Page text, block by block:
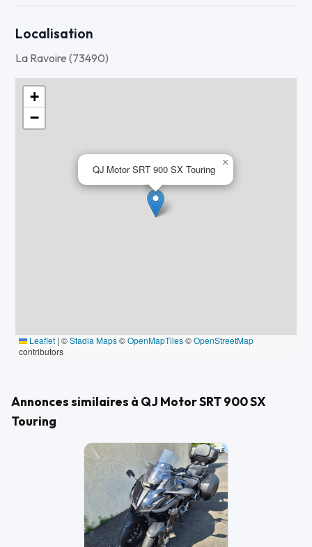
Localisation
La Ravoire (73490)
QJ Motor SRT 900 SX Touring
×
+
−
Leaflet | ©Stadia Maps©OpenMapTiles©OpenStreetMap
contributors
Annonces similaires à QJ Motor SRT 900 SX
Touring